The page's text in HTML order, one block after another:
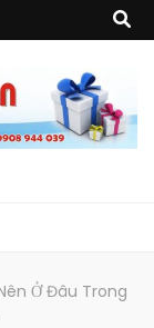
biệt là các sản phẩm
kệ, Tray…
Ở Đâu Trong